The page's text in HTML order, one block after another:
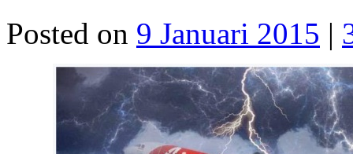
Posted on 9 Januari 2015 |